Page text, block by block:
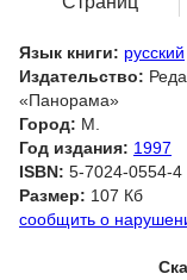
Язык книги: русский
Издательство:
«Панорама»
Город: М.
Год издания: 1997
ISBN: 5-7024-0554-4
Размер: 107 Кб
сообщить о